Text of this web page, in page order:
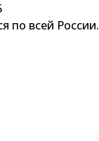
по всей России.